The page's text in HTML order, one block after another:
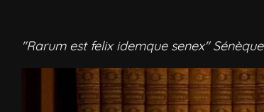
"Rarum est felix idemque senex" Sénèque